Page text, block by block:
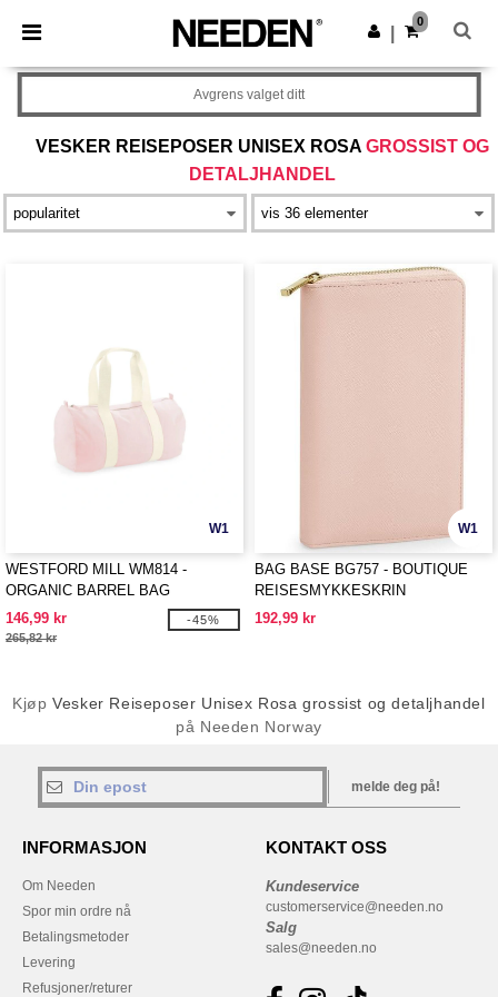
× Needen-app
Bedre priser i appen!
Last ned app
0
VESKER REISEPOSER UNISEX ROSA GROSSIST OG
DETALJHANDEL
Avgrens valget ditt
W1
WESTFORD MILL WM814 -
ORGANIC BARREL BAG
146,99 kr
265,82 kr
-45%
W1
BAG BASE BG757 - BOUTIQUE
REISESMYKKESKRIN
192,99 kr
KjøpVesker Reiseposer Unisex Rosa grossist og detaljhandel
på Needen Norway
melde deg på!
INFORMASJON
Om Needen
Spor min ordre nå
Betalingsmetoder
Levering
Refusjoner/returer
KONTAKT OSS
Kundeservice
customerservice@needen.no
Salg
sales@needen.no